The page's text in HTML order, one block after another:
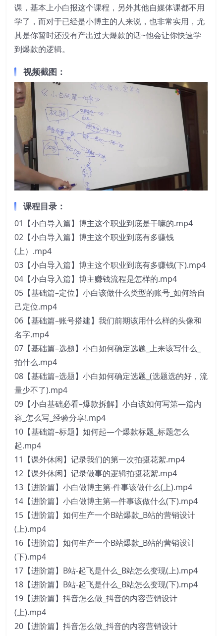
课，基本上小白报这个课程，另外其他自媒体课都不用
学了，而对于已经是小博主的人来说，也非常实用，尤
其是你暂时还没有产出过大爆款的话~他会让你快速学
到爆款的逻辑。
视频截图：
课程目录：
01【小白导入篇】博主这个职业到底是干嘛的.mp4
02【小白导入篇】博主这个职业到底有多赚钱
(上）.mp4
03【小白导入篇】博主这个职业到底有多赚钱(下).mp4
04【小白导入篇】博主赚钱流程是怎样的.mp4
05【基础篇–定位】小白该做什么类型的账号_如何给自
己定位.mp4
06【基础篇–账号搭建】我们前期该用什么样的头像和
名字.mp4
07【基础篇–选题】小白如何确定选题_上来该写什么_
拍什么.mp4
08【基础篇–选题】小白如何确定选题_(选题选的好，流
量少不了).mp4
09【小白基础必看–爆款拆解】小白该如何写第—篇内
容_怎么写_经验分享!.mp4
10【基础篇–标题】如何起—个爆款标题_标题怎么
起.mp4
11【课外休闲】记录我们的第一次拍摄花絮.mp4
12【课外休闲】记录做事的逻辑拍摄花絮.mp4
13【进阶篇】小白做博主第-件事该做什么(上).mp4
14【进阶篇】小白做博主第—件事该做什么(下).mp4
15【进阶篇】如何生产一个B站爆款_B站的营销设计
(上).mp4
16【进阶篇】如何生产一个B站爆款_B站的营销设计
(下).mp4
17【进阶篇】B站-起飞是什么_B站怎么变现(上).mp4
18【进阶篇】B站-起飞是什么_B站怎么变现(下).mp4
19【进阶篇】抖音怎么做_抖音的内容营销设计
(上).mp4
20【进阶篇】抖音怎么做_抖音的内容营销设计